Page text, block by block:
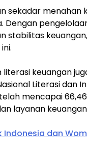
sekadar menahan
Dengan
stabilitas
literasi keuangan
Literasi dan
mencapai
layanan
Indonesia dan